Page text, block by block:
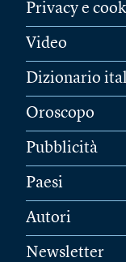
Privacy e
Video
Dizionario
Oroscopo
Pubblicità
Paesi
Autori
Newsletter